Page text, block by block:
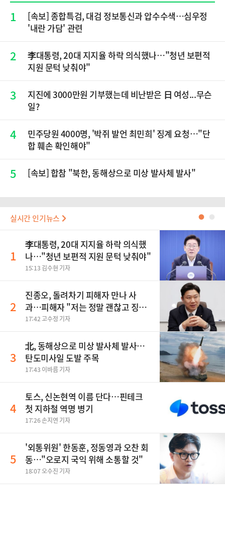
1
[속보] 종합특검, 대검 정보통신과 압수수색…심우정
'내란 가담' 관련
2
李대통령, 20대 지지율 하락 의식했나…"청년 보편적
지원 문턱 낮춰야"
3
지진에 3000만원 기부했는데 비난받은 日 여성...무슨
일?
4
민주당원 4000명, '박쥐 발언 최민희' 징계 요청…"단
합 훼손 확인해야"
5 [속보] 합참 "북한, 동해상으로 미상 발사체 발사"
실시간 인기뉴스 ●
1
李대통령, 20대 지지율 하락 의식했
나…"청년 보편적 지원 문턱 낮춰야"
15:13 김수현 기자
2
진종오, 돌려차기 피해자 만나 사
과…피해자 "저는 정말 괜찮고 징계
원치 않아"
17:42 고수정 기자
3
北, 동해상으로 미상 발사체 발사…
탄도미사일 도발 주목
17:43 이바름 기자
4
토스, 신논현역 이름 단다…핀테크
첫 지하철 역명 병기
17:26 손지연 기자
5
'외통위원' 한동훈, 정동영과 오찬 회
동…"오로지 국익 위해 소통할 것"
18:07 오수진 기자